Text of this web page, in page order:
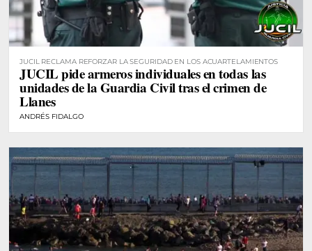
JUCIL RECLAMA REFORZAR LA SEGURIDAD EN LOS ACUARTELAMIENTOS
JUCIL pide armeros individuales en todas las
unidades de la Guardia Civil tras el crimen de
Llanes
ANDRÉS FIDALGO